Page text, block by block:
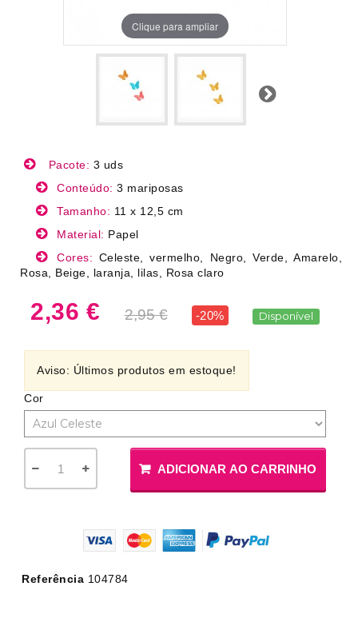
Clique para ampliar
Próximo
Pacote: 3 uds
Conteúdo: 3 mariposas
Tamanho: 11 x 12,5 cm
Material: Papel
Cores: Celeste, vermelho, Negro, Verde, Amarelo,
Rosa, Beige, laranja, lilas, Rosa claro
2,36 € 2,95 € -20% Disponível
Aviso: Últimos produtos em estoque!
Cor
ADICIONAR AO CARRINHO
Referência 104784